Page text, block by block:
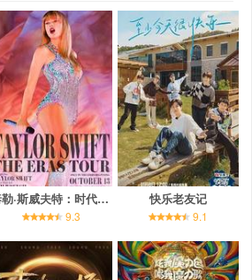
泰勒·斯威夫特：时代巡回演唱会
9.3
快乐老友记
9.1